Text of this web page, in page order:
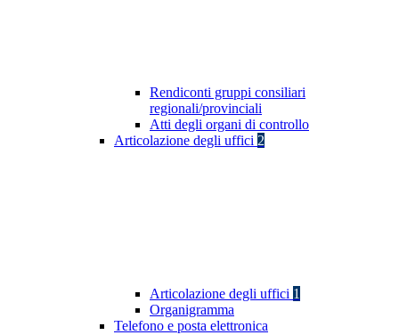
Rendiconti gruppi consiliari
regionali/provinciali
Atti degli organi di controllo
Articolazione degli uffici 2
Articolazione degli uffici 1
Organigramma
Telefono e posta elettronica